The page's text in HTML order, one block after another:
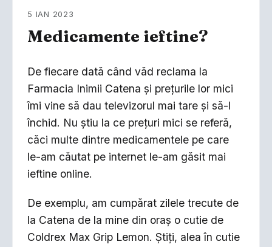
5 IAN 2023
Medicamente ieftine?
De fiecare dată când văd reclama la
Farmacia Inimii Catena și prețurile lor mici
îmi vine să dau televizorul mai tare și să-l
închid. Nu știu la ce prețuri mici se referă,
căci multe dintre medicamentele pe care
le-am căutat pe internet le-am găsit mai
ieftine online.
De exemplu, am cumpărat zilele trecute de
la Catena de la mine din oraș o cutie de
Coldrex Max Grip Lemon. Știți, alea în cutie